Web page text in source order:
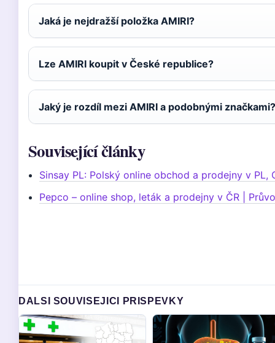
Jaká je nejdražší položka AMIRI?
Lze AMIRI koupit v České republice?
Jaký je rozdíl mezi AMIRI a podobnými značkami?
Související články
Sinsay PL: Polský online obchod a prodejny v PL,
Pepco – online shop, leták a prodejny v ČR |
DALSI SOUVISEJICI PRISPEVKY